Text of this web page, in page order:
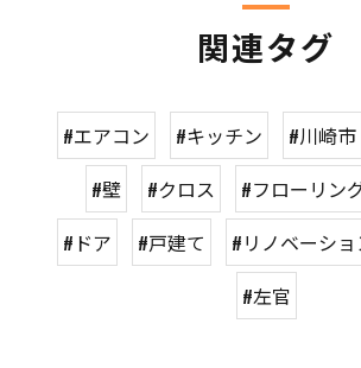
関連タグ
#エアコン #キッチン #川崎市
#壁
#クロス #フローリン
#ドア
#戸建て #リノベーショ
#左官